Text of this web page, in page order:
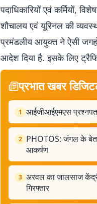
पदाधिकारियों एवं कर्मियों,
शौचालय एवं यूरिनल की
प्रमंडलीय आयुक्त ने ऐसी
आदेश दिया है. इसके लिए
प्रभात खबर
1 आईजीआईएमएस
2 PHOTOS: जंगल के
आकर्षण
3 अरवल का जालसाज
गिरफ्तार